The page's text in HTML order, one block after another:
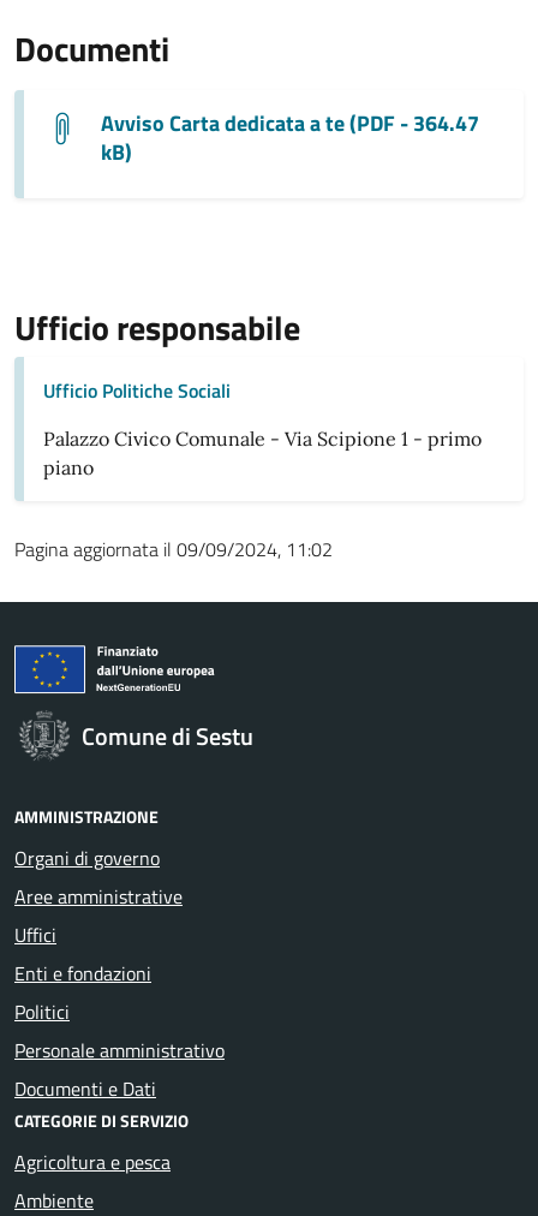
Documenti
Avviso Carta dedicata a te (PDF - 364.47
kB)
Ufficio responsabile
Ufficio Politiche Sociali
Palazzo Civico Comunale - Via Scipione 1 - primo
piano
Pagina aggiornata il 09/09/2024, 11:02
Comune di Sestu
AMMINISTRAZIONE
Organi di governo
Aree amministrative
Uffici
Enti e fondazioni
Politici
Personale amministrativo
Documenti e Dati
CATEGORIE DI SERVIZIO
Agricoltura e pesca
Ambiente